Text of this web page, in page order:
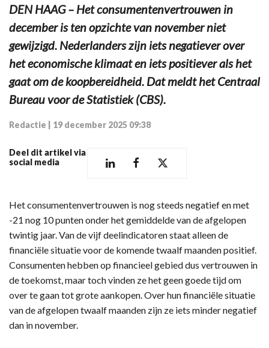
DEN HAAG – Het consumentenvertrouwen in
december is ten opzichte van november niet
gewijzigd. Nederlanders zijn iets negatiever over
het economische klimaat en iets positiever als het
gaat om de koopbereidheid. Dat meldt het Centraal
Bureau voor de Statistiek (CBS).
Redactie 19 december 2025 09:38
Deel dit artikel via
social media
Het consumentenvertrouwen is nog steeds negatief en met
-21 nog 10 punten onder het gemiddelde van de afgelopen
twintig jaar. Van de vijf deelindicatoren staat alleen de
financiële situatie voor de komende twaalf maanden positief.
Consumenten hebben op financieel gebied dus vertrouwen in
de toekomst, maar toch vinden ze het geen goede tijd om
over te gaan tot grote aankopen. Over hun financiële situatie
van de afgelopen twaalf maanden zijn ze iets minder negatief
dan in november.